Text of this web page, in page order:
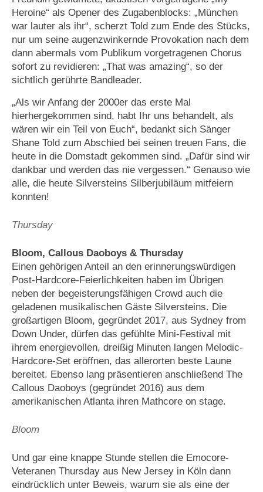
Heroine“ als Opener des Zugabenblocks: „München
war lauter als ihr“, scherzt Told zum Ende des Stücks,
nur um seine augenzwinkernde Provokation nach dem
dann abermals vom Publikum vorgetragenen Chorus
sofort zu revidieren: „That was amazing“, so der
sichtlich gerührte Bandleader.
„Als wir Anfang der 2000er das erste Mal
hierhergekommen sind, habt Ihr uns behandelt, als
wären wir ein Teil von Euch“, bedankt sich Sänger
Shane Told zum Abschied bei seinen treuen Fans, die
heute in die Domstadt gekommen sind. „Dafür sind wir
dankbar und werden das nie vergessen.“ Genauso wie
alle, die heute Silversteins Silberjubiläum mitfeiern
konnten!
Thursday
Bloom, Callous Daoboys & Thursday
Einen gehörigen Anteil an den erinnerungswürdigen
Post-Hardcore-Feierlichkeiten haben im Übrigen
neben der begeisterungsfähigen Crowd auch die
geladenen musikalischen Gäste Silversteins. Die
großartigen Bloom, gegründet 2017, aus Sydney from
Down Under, dürfen das gefühlte Mini-Festival mit
ihrem energievollen, dreißig Minuten langen Melodic-
Hardcore-Set eröffnen, das allerorten beste Laune
bereitet. Ebenso lang präsentieren anschließend The
Callous Daoboys (gegründet 2016) aus dem
amerikanischen Atlanta ihren Mathcore on stage.
Bloom
Und gar eine knappe Stunde stellen die Emocore-
Veteranen Thursday aus New Jersey in Köln dann
eindrücklich unter Beweis, warum sie als eine der